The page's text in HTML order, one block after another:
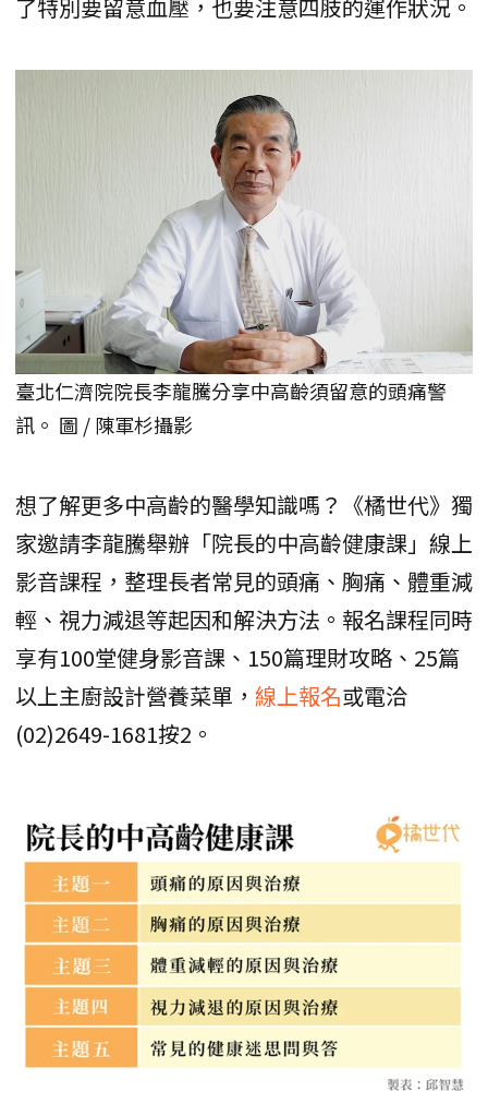
了特別要留意血壓，也要注意四肢的運作狀況。
臺北仁濟院院長李龍騰分享中高齡須留意的頭痛警
訊。 圖 / 陳軍杉攝影
想了解更多中高齡的醫學知識嗎？《橘世代》獨
家邀請李龍騰舉辦「院長的中高齡健康課」線上
影音課程，整理長者常見的頭痛、胸痛、體重減
輕、視力減退等起因和解決方法。報名課程同時
享有100堂健身影音課、150篇理財攻略、25篇
以上主廚設計營養菜單， 線上報名或電洽
(02)2649-1681按2。